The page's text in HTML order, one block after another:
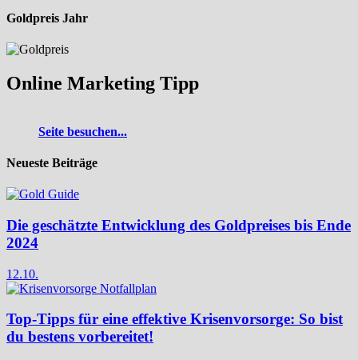
Goldpreis Jahr
Online Marketing Tipp
Seite besuchen...
Neueste Beiträge
Die geschätzte Entwicklung des Goldpreises bis Ende
2024
12.10.
Top-Tipps für eine effektive Krisenvorsorge: So bist
du bestens vorbereitet!